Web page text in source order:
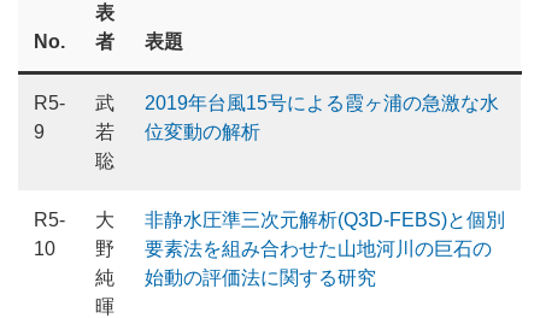
No.
表
者
表題
R5-
9
武
若
聡
2019年台風15号による霞ヶ浦の急激な水
位変動の解析
R5-
10
大
野
純
暉
非静水圧準三次元解析(Q3D-FEBS)と個別
要素法を組み合わせた山地河川の巨石の
始動の評価法に関する研究